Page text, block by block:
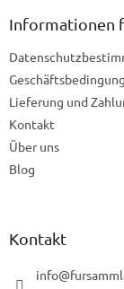
Informationen
Lieferung und
Kontakt
Über uns
Blog
Kontakt
info@